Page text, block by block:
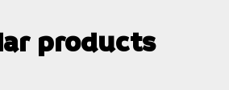
products